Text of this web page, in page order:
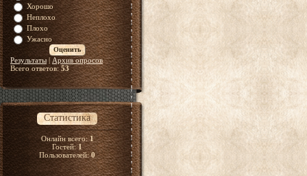
Хорошо
Неплохо
Плохо
Ужасно
Результаты| Архив опросов
Всего ответов:53
Статистика
Онлайн всего:1
Гостей:1
Пользователей:0